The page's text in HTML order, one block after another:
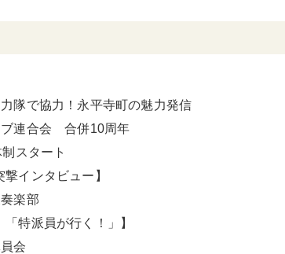
で協力！永平寺町の魅力発信
連合会 合併10周年
スタート
インタビュー】
楽部
特派員が行く！」】
会